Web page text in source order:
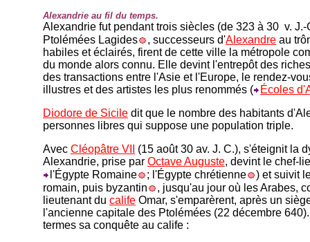
Alexandrie au fil du temps.
Alexandrie fut pendant trois siècles (de 323 à 30 v.
Ptolémées Lagides
, successeurs d'Alexandre au
habiles et éclairés, firent de cette ville la métropole
du monde alors connu. Elle devint l'entrepôt des
des transactions entre l'Asie et l'Europe, le rendez-
illustres et des artistes les plus renommés (
Écoles
Diodore de Sicile dit que le nombre des habitants
personnes libres qui suppose une population triple.
Avec Cléopâtre VII
(15 août 30 av. J. C.), s'éteignit la
Alexandrie, prise par Octave Auguste, devint le chef-
l'Égypte Romaine
; l'Égypte chrétienne
) et suivit
romain, puis byzantin
, jusqu'au jour où les Arabes,
lieutenant du calife Omar, s'emparèrent, après un
l'ancienne capitale des Ptolémées (22 décembre
termes sa conquête au calife :